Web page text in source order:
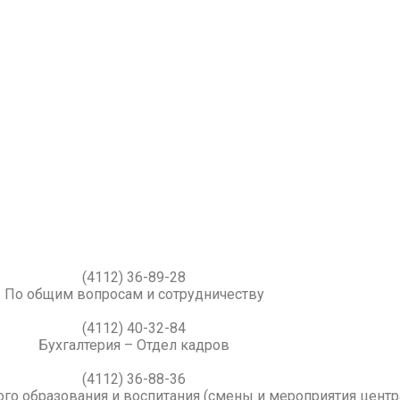
(4112) 36-89-28
По общим вопросам и сотрудничеству
(4112) 40-32-84
Бухгалтерия – Отдел кадров
(4112) 36-88-36
образования и воспитания (смены и мероприятия